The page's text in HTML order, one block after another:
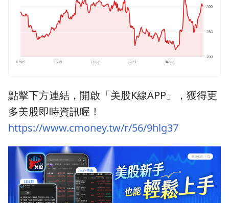
點擊下方連結，開啟「美股K線APP」，獲得更
多美股即時資訊喔！
https://www.cmoney.tw/r/56/9hlg37